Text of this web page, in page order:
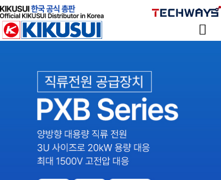
스케치북5
스케치북5